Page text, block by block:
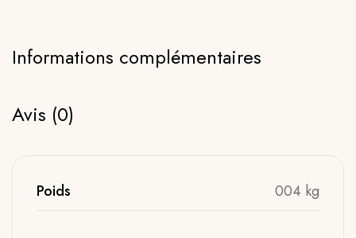
Informations complémentaires
Avis (0)
Poids 004 kg